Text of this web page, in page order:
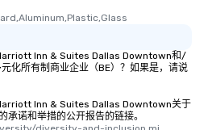
Inn & Suites Dallas Downtown和/
化所有制商业企业（BE）？如果是，请说
Inn & Suites Dallas Downtown关于
承诺和举措的公开报告的链接。